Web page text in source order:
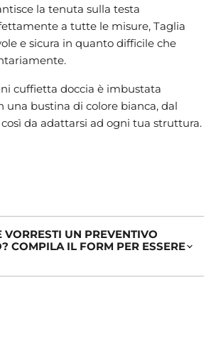
la tenuta sulla testa
a tutte le misure, Taglia
e sicura in quanto difficile che
cuffietta doccia è imbustata
una bustina di colore bianca, dal
da adattarsi ad ogni tua struttura.
VORRESTI UN PREVENTIVO
COMPILA IL FORM PER ESSERE